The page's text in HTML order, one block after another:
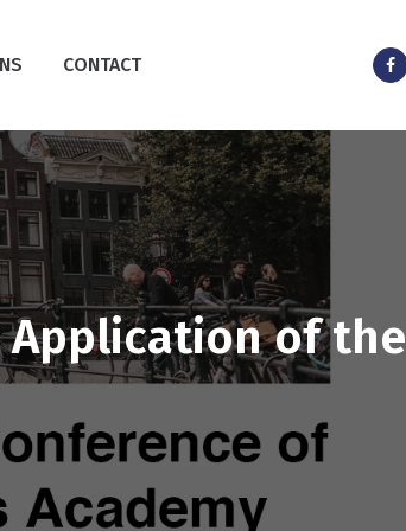
CONTACT
del instrumento
mental
Application of the